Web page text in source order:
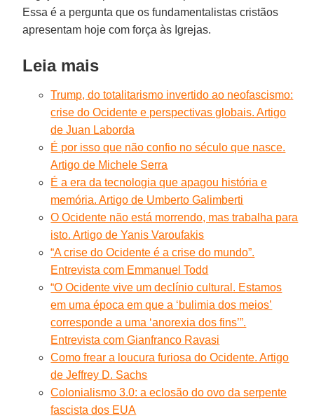
Essa é a pergunta que os fundamentalistas cristãos
apresentam hoje com força às Igrejas.
Leia mais
Trump, do totalitarismo invertido ao neofascismo:
crise do Ocidente e perspectivas globais. Artigo
de Juan Laborda
É por isso que não confio no século que nasce.
Artigo de Michele Serra
É a era da tecnologia que apagou história e
memória. Artigo de Umberto Galimberti
O Ocidente não está morrendo, mas trabalha para
isto. Artigo de Yanis Varoufakis
“A crise do Ocidente é a crise do mundo”.
Entrevista com Emmanuel Todd
“O Ocidente vive um declínio cultural. Estamos
em uma época em que a ‘bulimia dos meios’
corresponde a uma ‘anorexia dos fins’”.
Entrevista com Gianfranco Ravasi
Como frear a loucura furiosa do Ocidente. Artigo
de Jeffrey D. Sachs
Colonialismo 3.0: a eclosão do ovo da serpente
fascista dos EUA